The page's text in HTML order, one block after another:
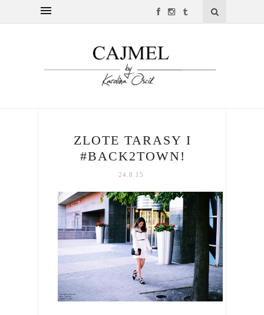
ZLOTE TARASY I
#BACK2TOWN!
24.8.15